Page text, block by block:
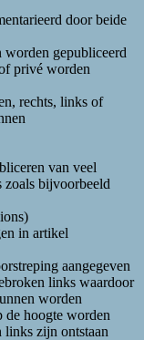
door beide
gepubliceerd
privé worden
rechts, links of
van veel
zoals bijvoorbeeld
in artikel
aangegeven
links waardoor
worden
de hoogte worden
links zijn ontstaan